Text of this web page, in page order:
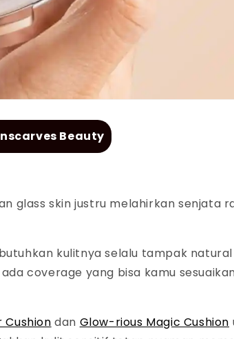
Beauty
glass skinjustru melahirkan senjata
kulitnya selalu tampak
adacoverage yang bisa kamu
Cushion dan Glow-rious Magic Cushion